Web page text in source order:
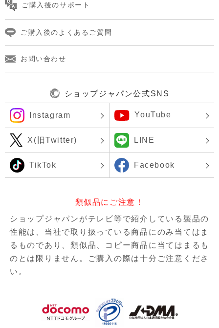
ご購入後のサポート
ご購入後のよくあるご質問
お問い合わせ
ショップジャパン公式SNS
Instagram YouTube
X(旧Twitter) LINE
TikTok Facebook
類似品にご注意！
ショップジャパンがテレビ等で紹介している製品の
性能は、当社で取り扱っている商品にのみ当てはま
るものであり、類似品、コピー商品に当てはまるも
のとは限りません。ご購入の際は十分ご注意くださ
い。